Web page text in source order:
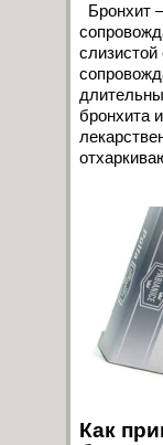
Бронхит
бронхита
Как